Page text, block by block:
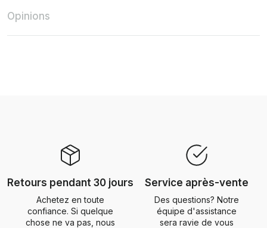
Opinions
Retours pendant 30 jours
Achetez en toute
confiance. Si quelque
chose ne va pas, nous
Service après-vente
Des questions? Notre
équipe d'assistance
sera ravie de vous